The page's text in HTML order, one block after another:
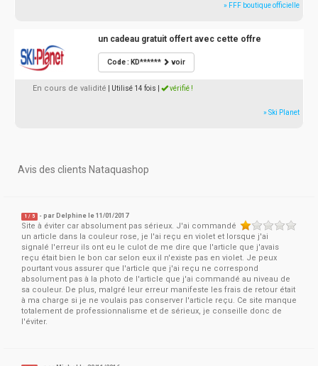
» FFF boutique officielle
un cadeau gratuit offert avec cette offre
Code : KD****** voir
En cours de validité | Utilisé 14 fois vérifié !
» Ski Planet
Avis des clients Nataquashop
1 / 5 - par Delphine le 11/01/2017
Site à éviter car absolument pas sérieux. J'ai commandé
un article dans la couleur rose, je l'ai reçu en violet et lorsque j'ai
signalé l'erreur ils ont eu le culot de me dire que l'article que j'avais
reçu était bien le bon car selon eux il n'existe pas en violet. Je peux
pourtant vous assurer que l'article que j'ai reçu ne correspond
absolument pas à la photo de l'article que j'ai commandé au niveau de
sa couleur. De plus, malgré leur erreur manifeste les frais de retour était
à ma charge si je ne voulais pas conserver l'article reçu. Ce site manque
totalement de professionnalisme et de sérieux, je conseille donc de
l'éviter.